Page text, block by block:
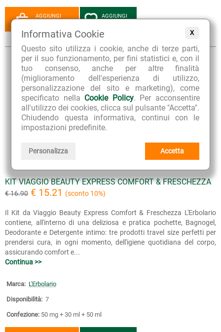
X
Informativa Cookie
Questo sito utilizza i cookie, anche di terze parti,
per il suo funzionamento, per fini statistici e, con il
tuo consenso, anche per altre finalità
(miglioramento dell'esperienza di utilizzo,
personalizzazione del sito e marketing), come
specificato nella Cookie Policy. Per acconsentire
all'utilizzo dei cookies, clicca sul pulsante "Accetta".
Chiudendo questa informativa, continui con le
impostazioni predefinite.
Personalizza Accetta
AGGIUNGI
AGGIUNGI
KIT VIAGGIO BEAUTY EXPRESS COMFORT & FRESCHEZZA
€ 16.90 € 15.21 (sconto 10%)
Il Kit da Viaggio Beauty Express Comfort & Freschezza L'Erbolario
contiene, all'interno di una deliziosa e pratica pochette, Bagnogel,
Deodorante e Detergente intimo: tre prodotti travel size perfetti per
prendersi cura, in ogni momento, dell'igiene quotidiana del corpo,
assicurando comfort e...
Continua >>
Marca: L'Erbolario
Disponibilità: 7
Confezione: 50 mg + 30 ml + 50 ml